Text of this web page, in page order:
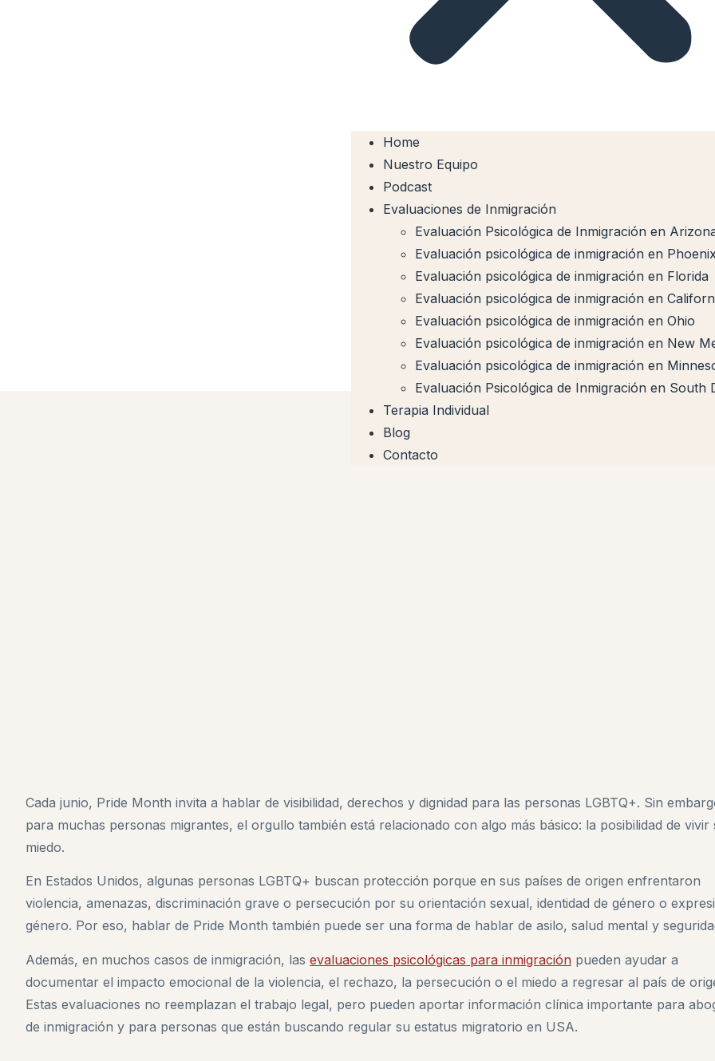
Home
Nuestro Equipo
Podcast
Evaluaciones de Inmigración
Evaluación Psicológica de Inmigración en
Evaluación psicológica de inmigración en
Evaluación psicológica de inmigración en Florida
Evaluación psicológica de inmigración en
Evaluación psicológica de inmigración en Ohio
Evaluación psicológica de inmigración en New
Evaluación psicológica de inmigración en
Evaluación Psicológica de Inmigración en South
Terapia Individual
Blog
Contacto
Cada junio, Pride Month invita a hablar de visibilidad, derechos y dignidad para las personas LGBTQ+. Sin
para muchas personas migrantes, el orgullo también está relacionado con algo más básico: la posibilidad de vivir
miedo.
En Estados Unidos, algunas personas LGBTQ+ buscan protección porque en sus países de origen enfrentaron
violencia, amenazas, discriminación grave o persecución por su orientación sexual, identidad de género o
género. Por eso, hablar de Pride Month también puede ser una forma de hablar de asilo, salud mental y
Además, en muchos casos de inmigración, las evaluaciones psicológicas para inmigración pueden ayudar a
documentar el impacto emocional de la violencia, el rechazo, la persecución o el miedo a regresar al país de
Estas evaluaciones no reemplazan el trabajo legal, pero pueden aportar información clínica importante para
de inmigración y para personas que están buscando regular su estatus migratorio en USA.